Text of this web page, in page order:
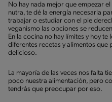
No hay nada mejor que empezar
nutra, te dé la energía necesaria
trabajar o estudiar con el pie
veganismo las opciones se
En la cocina no hay límites y hoy
diferentes recetas y alimentos que
delicioso.
La mayoría de las veces nos falta
poco nuestra alimentación, pero
tendrás que preocupar por eso.